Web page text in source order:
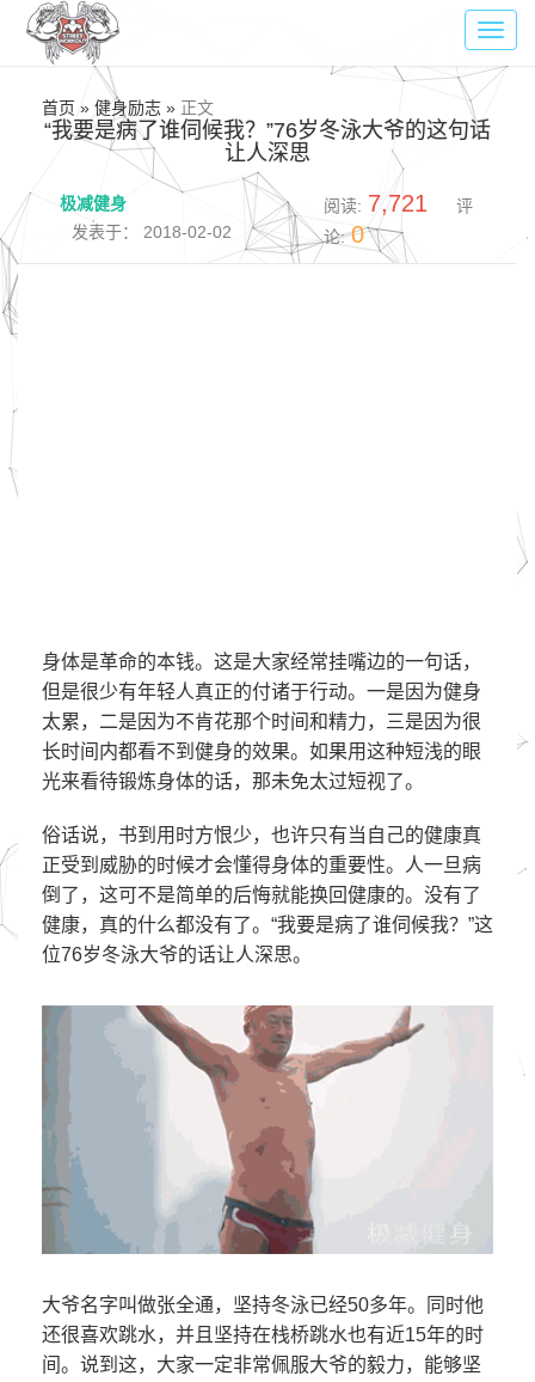
首页 » 健身励志 » 正文
“我要是病了谁伺候我？”76岁冬泳大爷的这句话
让人深思
极减健身
发表于： 2018-02-02
阅读: 7,721
评
论: 0
身体是革命的本钱。这是大家经常挂嘴边的一句话，
但是很少有年轻人真正的付诸于行动。一是因为健身
太累，二是因为不肯花那个时间和精力，三是因为很
长时间内都看不到健身的效果。如果用这种短浅的眼
光来看待锻炼身体的话，那未免太过短视了。
俗话说，书到用时方恨少，也许只有当自己的健康真
正受到威胁的时候才会懂得身体的重要性。人一旦病
倒了，这可不是简单的后悔就能换回健康的。没有了
健康，真的什么都没有了。“我要是病了谁伺候我？”这
位76岁冬泳大爷的话让人深思。
大爷名字叫做张全通，坚持冬泳已经50多年。同时他
还很喜欢跳水，并且坚持在栈桥跳水也有近15年的时
间。说到这，大家一定非常佩服大爷的毅力，能够坚